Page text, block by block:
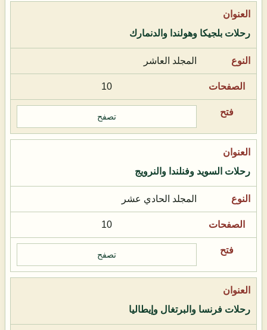
رحلات بلجيكا وهولندا والدنمارك
المجلد العاشر
10
تصفح
رحلات السويد وفنلندا والنرويج
المجلد الحادي عشر
10
تصفح
رحلات فرنسا والبرتغال وإيطاليا